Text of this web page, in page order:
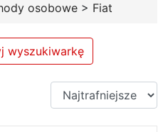
osobowe > Fiat
wyszukiwarkę